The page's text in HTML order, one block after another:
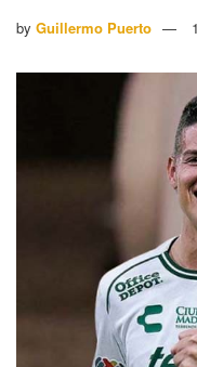
by Guillermo Puerto